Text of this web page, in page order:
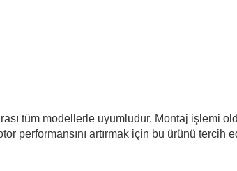
tüm modellerle uyumludur. Montaj işlemi
performansını artırmak için bu ürünü tercih